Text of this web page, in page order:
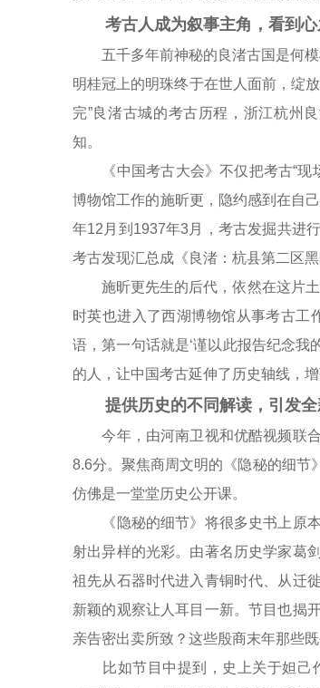
考古人成为叙事主角，看到心
五千多年前神秘的良渚古国是何模
明桂冠上的明珠终于在世人面前，绽
完”良渚古城的考古历程，浙江杭州
知。
《中国考古大会》不仅把考古“现
博物馆工作的施昕更，隐约感到在自
年12月到1937年3月，考古发掘共进
考古发现汇总成《良渚：杭县第二区
施昕更先生的后代，依然在这片土
时英也进入了西湖博物馆从事考古工
语，第一句话就是‘谨以此报告纪念我
的人，让中国考古延伸了历史轴线，
提供历史的不同解读，引发全
今年，由河南卫视和优酷视频联合
8.6分。聚焦商周文明的《隐秘的细节
仿佛是一堂堂历史公开课。
《隐秘的细节》将很多史书上原本
射出异样的光彩。由著名历史学家葛
祖先从石器时代进入青铜时代、从迁
新颖的观察让人耳目一新。节目也揭
亲告密出卖所致？这些殷商末年那些
比如节目中提到，史上关于妲己作